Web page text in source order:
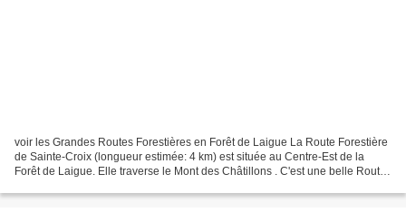
voir les Grandes Routes Forestières en Forêt de Laigue La Route Forestière
de Sainte-Croix (longueur estimée: 4 km) est située au Centre-Est de la
Forêt de Laigue. Elle traverse le Mont des Châtillons . C'est une belle Route